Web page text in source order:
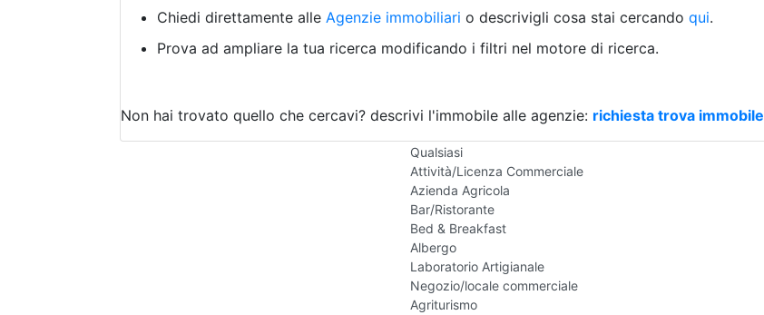
Rustico/Casale
Camera d'Albergo
Box/Garage
Qualsiasi
Attività/Licenza Commerciale
Azienda Agricola
Bar/Ristorante
Bed & Breakfast
Albergo
Laboratorio Artigianale
Negozio/locale commerciale
Agriturismo
Chiedi direttamente alle Agenzie immobiliari o descrivigli cosa stai cercando qui.
Prova ad ampliare la tua ricerca modificando i filtri nel motore di ricerca.
Non hai trovato quello che cercavi? descrivi l'immobile alle agenzie: richiesta trova immobile